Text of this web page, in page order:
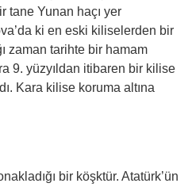
tane Yunan haçı yer
ki en eski kiliselerden bir
zaman tarihte bir hamam
9. yüzyıldan itibaren bir kilise
Kara kilise koruma altına
bir köşktür. Atatürk’ün